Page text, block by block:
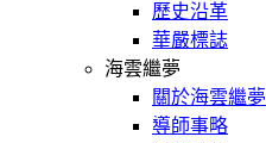
歷史沿革
華嚴標誌
海雲繼夢
關於海雲繼夢
導師事略